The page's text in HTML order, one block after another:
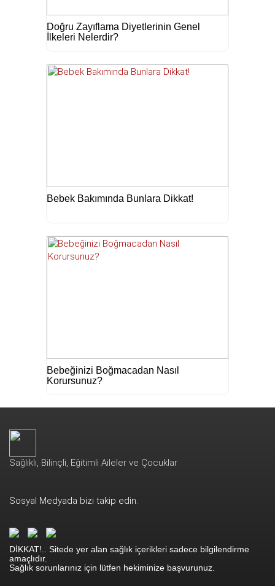
Doğru Zayıflama Diyetlerinin Genel
İlkeleri Nelerdir?
Bebek Bakımında Bunlara Dikkat!
Bebeğinizi Boğmacadan Nasıl
Korursunuz?
Sağlıklı, Bilinçli, Eğitimli Aileler ve Çocuklar
Sosyal Medyada bizi takip edin.
DİKKAT!.. Sitede yer alan sağlık içerikleri sadece bilgilendirme
amaçlıdır.
Sağlık sorunlarınız için lütfen hekiminize başvurunuz.